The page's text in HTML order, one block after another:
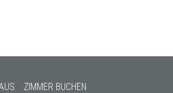
ZIMMER BUCHEN